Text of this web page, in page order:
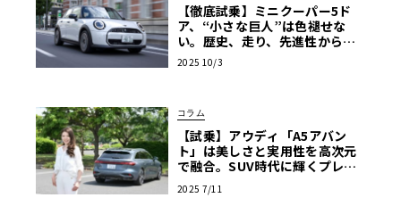
【徹底試乗】ミニクーパー5ド
ア、“小さな巨人”は色褪せな
い。歴史、走り、先進性から解
剖【PR】
2025 10/3
コラム
【試乗】アウディ「A5アバン
ト」は美しさと実用性を高次元
で融合。SUV時代に輝くプレミ
輸入車デビューへの道】
2025 7/11